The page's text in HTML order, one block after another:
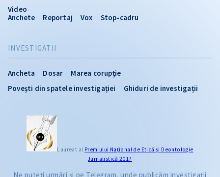
INVESTIGATII
Ancheta Dosar
Marea corupție
Povești din spatele investigației
Ghiduri de investigații
Video
Anchete
Reportaj Vox Stop-cadru
Laureat al Premiului Naţional de Etică și Deontologie
Jurnalistică 2017
Ne puteți urmări și pe Telegram, unde publicăm investigații